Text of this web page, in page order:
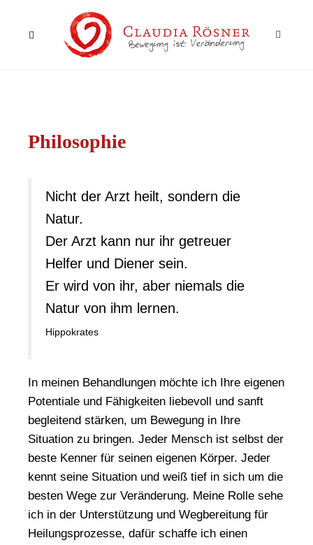
Philosophie
Nicht der Arzt heilt, sondern die
Natur.
Der Arzt kann nur ihr getreuer
Helfer und Diener sein.
Er wird von ihr, aber niemals die
Natur von ihm lernen.
Hippokrates
In meinen Behandlungen möchte ich Ihre eigenen
Potentiale und Fähigkeiten liebevoll und sanft
begleitend stärken, um Bewegung in Ihre
Situation zu bringen. Jeder Mensch ist selbst der
beste Kenner für seinen eigenen Körper. Jeder
kennt seine Situation und weiß tief in sich um die
besten Wege zur Veränderung. Meine Rolle sehe
ich in der Unterstützung und Wegbereitung für
Heilungsprozesse, dafür schaffe ich einen